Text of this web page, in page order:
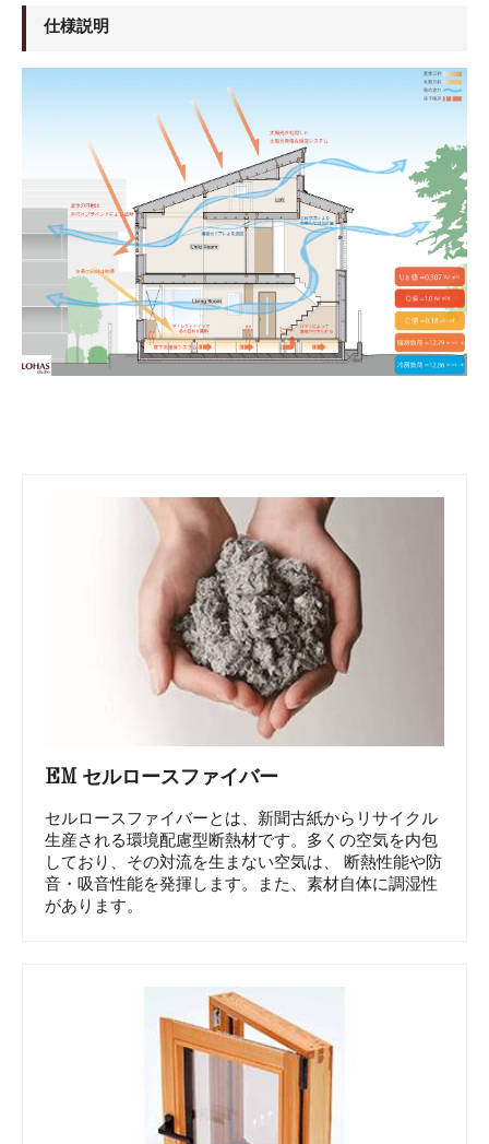
仕様説明
EM セルロースファイバー
セルロースファイバーとは、新聞古紙からリサイクル
生産される環境配慮型断熱材です。多くの空気を内包
しており、その対流を生まない空気は、 断熱性能や防
音・吸音性能を発揮します。また、素材自体に調湿性
があります。